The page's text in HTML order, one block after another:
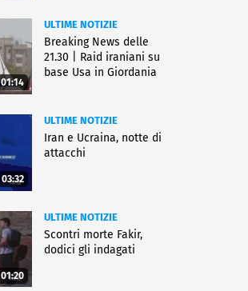
01:14
ULTIME NOTIZIE
Breaking News delle
21.30 | Raid iraniani su
base Usa in Giordania
03:32
ULTIME NOTIZIE
Iran e Ucraina, notte di
attacchi
01:20
ULTIME NOTIZIE
Scontri morte Fakir,
dodici gli indagati